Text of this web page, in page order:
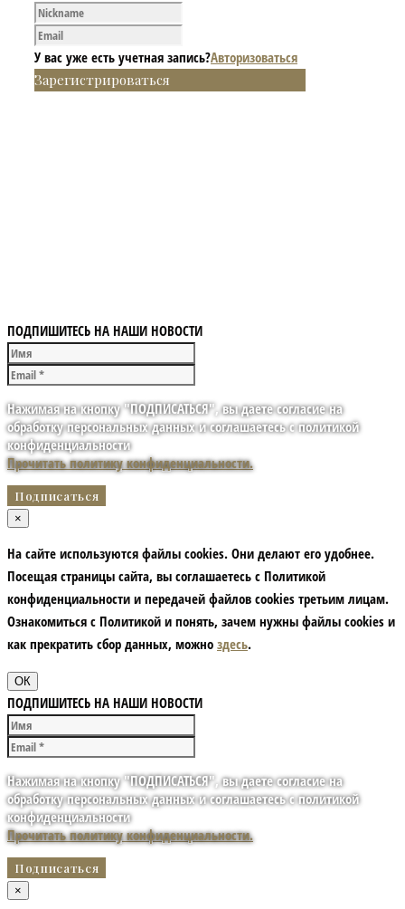
У вас уже есть учетная запись?Авторизоваться
Зарегистрироваться
ПОДПИШИТЕСЬ НА НАШИ НОВОСТИ
Нажимая на кнопку "ПОДПИСАТЬСЯ", вы даете согласие на
обработку персональных данных и соглашаетесь с политикой
конфиденциальности
Прочитать политику конфиденциальности.
×
На сайте используются файлы cookies. Они делают его удобнее.
Посещая страницы сайта, вы соглашаетесь с Политикой
конфиденциальности и передачей файлов cookies третьим лицам.
Ознакомиться с Политикой и понять, зачем нужны файлы сookies и
как прекратить сбор данных, можно здесь.
ОК
ПОДПИШИТЕСЬ НА НАШИ НОВОСТИ
Нажимая на кнопку "ПОДПИСАТЬСЯ", вы даете согласие на
обработку персональных данных и соглашаетесь с политикой
конфиденциальности
Прочитать политику конфиденциальности.
×